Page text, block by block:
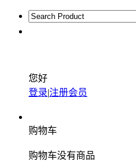
您好
登录|注册会员
购物车
购物车没有商品